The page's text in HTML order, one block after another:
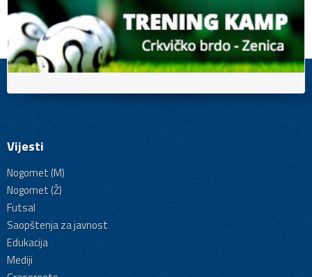
Vijesti
Nogomet (M)
Nogomet (Ž)
Futsal
Saopštenja za javnost
Edukacija
Mediji